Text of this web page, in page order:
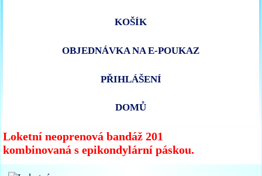
KOŠÍK
OBJEDNÁVKA NA E-POUKAZ
PŘIHLÁŠENÍ
DOMŮ
Loketní neoprenová bandáž 201
kombinovaná s epikondylární páskou.